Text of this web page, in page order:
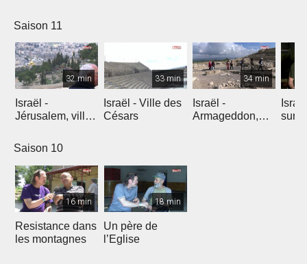
Saison 11
32 min
Israël -
Jérusalem, ville
33 min
Israël - Ville des
Césars
34 min
Israël -
Armageddon,
sur
Saison 10
16 min
Resistance dans
les montagnes
18 min
Un père de
l’Eglise